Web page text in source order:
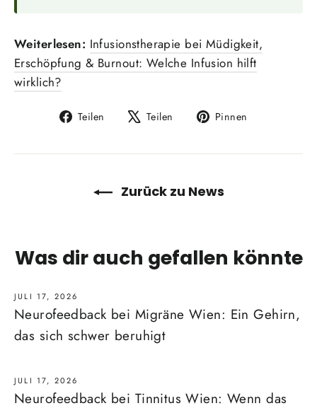
Weiterlesen: Infusionstherapie bei Müdigkeit,
Erschöpfung & Burnout: Welche Infusion hilft
wirklich?
Teilen
Auf
teilen
Teilen
Auf
twittern
Pinnen
pinnen
Zurück zu News
Was dir auch gefallen könnte
JULI 17, 2026
Neurofeedback bei Migräne Wien: Ein Gehirn,
das sich schwer beruhigt
JULI 17, 2026
Neurofeedback bei Tinnitus Wien: Wenn das